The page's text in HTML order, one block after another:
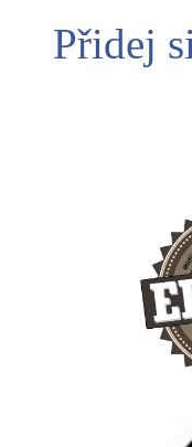
Přidej